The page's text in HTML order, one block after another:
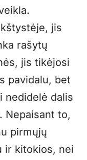
jis
rašytų
jis tikėjosi
pavidalu, bet
nedidelė dalis
Nepaisant to,
pirmųjų
ir kitokios, nei